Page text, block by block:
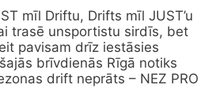
mīl Driftu, Drifts mīl JUST’u
trasē unsportistu sirdīs, bet
pavisam drīz iestāsies
brīvdienās Rīgā notiks
drift neprāts – NEZ PRO